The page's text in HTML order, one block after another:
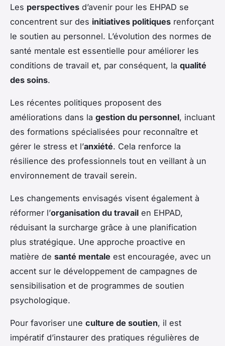
Les perspectives d’avenir pour les EHPAD se
concentrent sur des initiatives politiques renforçant
le soutien au personnel. L’évolution des normes de
santé mentale est essentielle pour améliorer les
conditions de travail et, par conséquent, la qualité
des soins.
Les récentes politiques proposent des
améliorations dans la gestion du personnel, incluant
des formations spécialisées pour reconnaître et
gérer le stress et l’anxiété. Cela renforce la
résilience des professionnels tout en veillant à un
environnement de travail serein.
Les changements envisagés visent également à
réformer l’organisation du travail en EHPAD,
réduisant la surcharge grâce à une planification
plus stratégique. Une approche proactive en
matière de santé mentale est encouragée, avec un
accent sur le développement de campagnes de
sensibilisation et de programmes de soutien
psychologique.
Pour favoriser une culture de soutien, il est
impératif d’instaurer des pratiques régulières de